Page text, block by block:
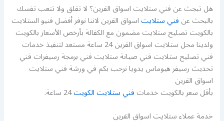
هل تبجث عن فني ستلايت اسواق القرين؟ لا تقلق ولا تتعب تفسك
بالبحث عنفني ستلايتاسواق القرين لاننا نوفر أفضل فنيو الستلايت
بالكويت تصليح ستلايت مضمون مع الكفالة بأرخص الأسعار بالكويت
ولدينا محل ستلايت اسواق القرين 24 ساعة مستعد لتنفيذ خدمات
فني تصليح ستلايت فني صيانة ستلايت فني برمجة رسيفرات فني
تحديث رسيفر هيوماس يدويا نرحب بكم في ورشة فني ستلايت
اسواق القرين
بأقل سعر بالكويت خدماتفني ستلايت الكويت24 ساعة.
خدمة عملاء ستلايت اسواق القرين